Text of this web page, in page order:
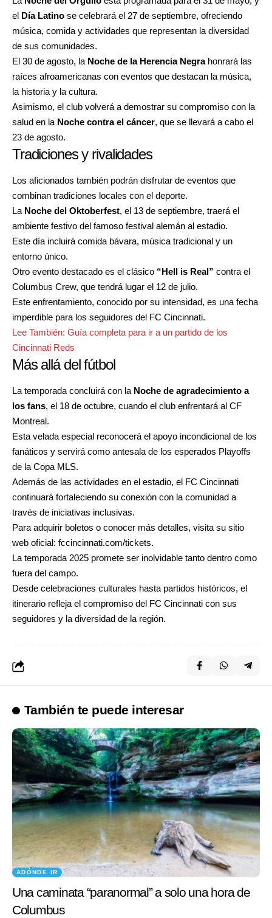
el Día Latino se celebrará el 27 de septiembre, ofreciendo
música, comida y actividades que representan la diversidad
de sus comunidades.
El 30 de agosto, la Noche de la Herencia Negrahonrará las
raíces afroamericanas con eventos que destacan la música,
la historia y la cultura.
Asimismo, el club volverá a demostrar su compromiso con la
salud en la Noche contra el cáncer, que se llevará a cabo el
23 de agosto.
Tradiciones y rivalidades
Los aficionados también podrán disfrutar de eventos que
combinan tradiciones locales con el deporte.
La Noche del Oktoberfest, el 13 de septiembre, traerá el
ambiente festivo del famoso festival alemán al estadio.
Este día incluirá comida bávara, música tradicional y un
entorno único.
Otro evento destacado es el clásico “Hell is Real” contra el
Columbus Crew, que tendrá lugar el 12 de julio.
Este enfrentamiento, conocido por su intensidad, es una fecha
imperdible para los seguidores del FC Cincinnati.
Lee También: Guía completa para ir a un partido de los
Cincinnati Reds
Más allá del fútbol
La temporada concluirá con la Noche de agradecimiento a
los fans, el 18 de octubre, cuando el club enfrentará al CF
Montreal.
Esta velada especial reconocerá el apoyo incondicional de los
fanáticos y servirá como antesala de los esperados Playoffs
de la Copa MLS.
Además de las actividades en el estadio, el FC Cincinnati
continuará fortaleciendo su conexión con la comunidad a
través de iniciativas inclusivas.
Para adquirir boletos o conocer más detalles, visita su sitio
web oficial: fccincinnati.com/tickets.
La temporada 2025 promete ser inolvidable tanto dentro como
fuera del campo.
Desde celebraciones culturales hasta partidos históricos, el
itinerario refleja el compromiso del FC Cincinnati con sus
seguidores y la diversidad de la región.
También te puede interesar
ADÓNDE IR
Una caminata “paranormal” a solo una hora de
Columbus